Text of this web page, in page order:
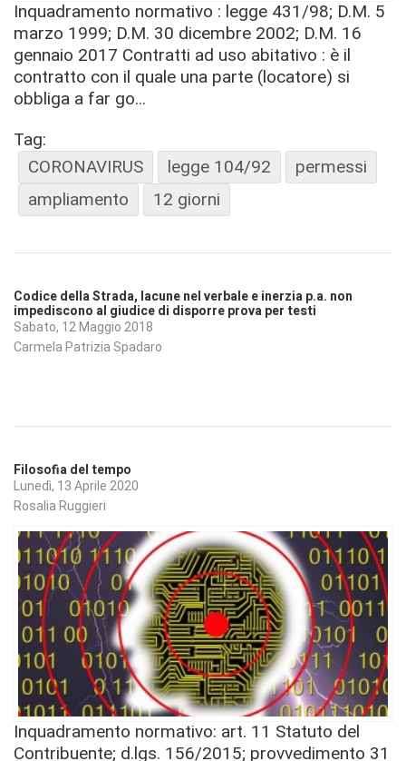
Inquadramento normativo : legge 431/98; D.M. 5
marzo 1999; D.M. 30 dicembre 2002; D.M. 16
gennaio 2017 Contratti ad uso abitativo : è il
contratto con il quale una parte (locatore) si
obbliga a far go...
Tag:
CORONAVIRUS
legge 104/92
permessi
ampliamento
12 giorni
Codice della Strada, lacune nel verbale e inerzia p.a. non
impediscono al giudice di disporre prova per testi
Sabato, 12 Maggio 2018
Carmela Patrizia Spadaro
Filosofia del tempo
Lunedì, 13 Aprile 2020
Rosalia Ruggieri
Inquadramento normativo: art. 11 Statuto del
Contribuente; d.lgs. 156/2015; provvedimento 31